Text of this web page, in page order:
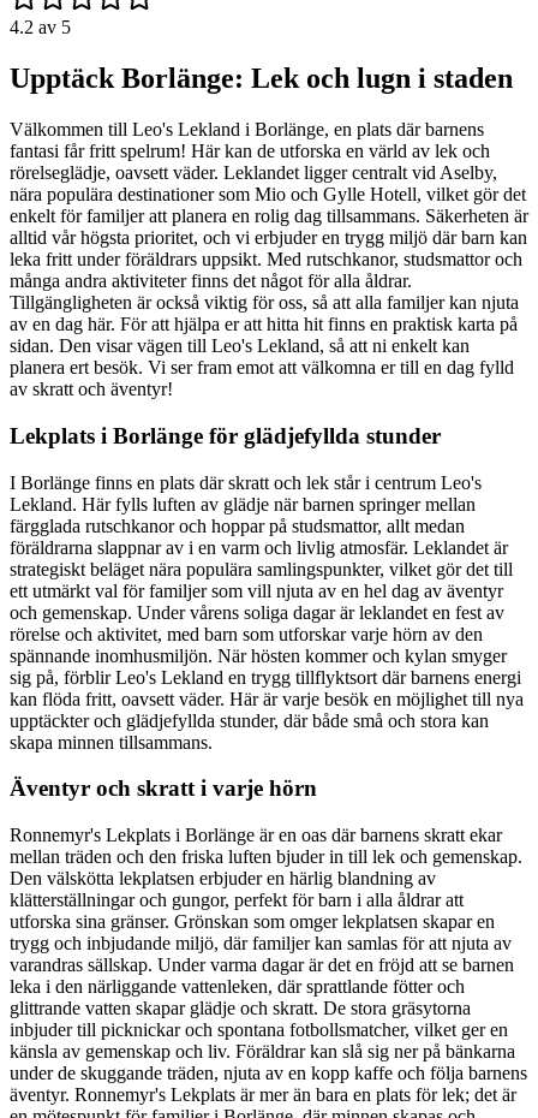
4.2 av 5
Upptäck Borlänge: Lek och lugn i staden
Välkommen till Leo's Lekland i Borlänge, en plats där barnens
fantasi får fritt spelrum! Här kan de utforska en värld av lek och
rörelseglädje, oavsett väder. Leklandet ligger centralt vid Aselby,
nära populära destinationer som Mio och Gylle Hotell, vilket gör det
enkelt för familjer att planera en rolig dag tillsammans. Säkerheten är
alltid vår högsta prioritet, och vi erbjuder en trygg miljö där barn kan
leka fritt under föräldrars uppsikt. Med rutschkanor, studsmattor och
många andra aktiviteter finns det något för alla åldrar.
Tillgängligheten är också viktig för oss, så att alla familjer kan njuta
av en dag här. För att hjälpa er att hitta hit finns en praktisk karta på
sidan. Den visar vägen till Leo's Lekland, så att ni enkelt kan
planera ert besök. Vi ser fram emot att välkomna er till en dag fylld
av skratt och äventyr!
Lekplats i Borlänge för glädjefyllda stunder
I Borlänge finns en plats där skratt och lek står i centrum Leo's
Lekland. Här fylls luften av glädje när barnen springer mellan
färgglada rutschkanor och hoppar på studsmattor, allt medan
föräldrarna slappnar av i en varm och livlig atmosfär. Leklandet är
strategiskt beläget nära populära samlingspunkter, vilket gör det till
ett utmärkt val för familjer som vill njuta av en hel dag av äventyr
och gemenskap. Under vårens soliga dagar är leklandet en fest av
rörelse och aktivitet, med barn som utforskar varje hörn av den
spännande inomhusmiljön. När hösten kommer och kylan smyger
sig på, förblir Leo's Lekland en trygg tillflyktsort där barnens energi
kan flöda fritt, oavsett väder. Här är varje besök en möjlighet till nya
upptäckter och glädjefyllda stunder, där både små och stora kan
skapa minnen tillsammans.
Äventyr och skratt i varje hörn
Ronnemyr's Lekplats i Borlänge är en oas där barnens skratt ekar
mellan träden och den friska luften bjuder in till lek och gemenskap.
Den välskötta lekplatsen erbjuder en härlig blandning av
klätterställningar och gungor, perfekt för barn i alla åldrar att
utforska sina gränser. Grönskan som omger lekplatsen skapar en
trygg och inbjudande miljö, där familjer kan samlas för att njuta av
varandras sällskap. Under varma dagar är det en fröjd att se barnen
leka i den närliggande vattenleken, där sprattlande fötter och
glittrande vatten skapar glädje och skratt. De stora gräsytorna
inbjuder till picknickar och spontana fotbollsmatcher, vilket ger en
känsla av gemenskap och liv. Föräldrar kan slå sig ner på bänkarna
under de skuggande träden, njuta av en kopp kaffe och följa barnens
äventyr. Ronnemyr's Lekplats är mer än bara en plats för lek; det är